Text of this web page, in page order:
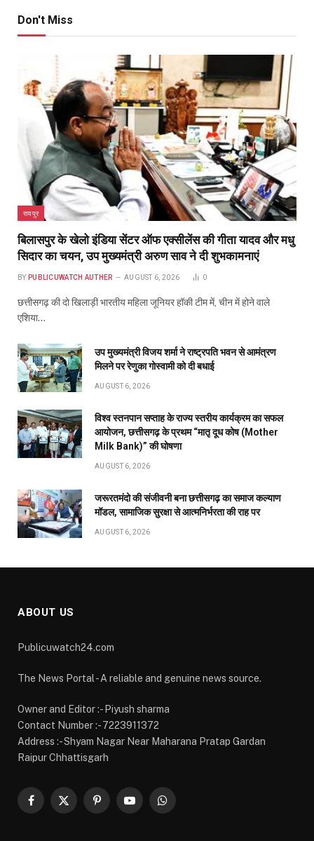
Don't Miss
रायपुर
बिलासपुर के खेलो इंडिया सेंटर ऑफ एक्सीलेंस की गीता यादव और मधु
सिदार का चयन, उप मुख्यमंत्री अरुण साव ने दी शुभकामनाएं
BY PUBLICUWATCH AUTHER AUGUST 6, 2026 0
छत्तीसगढ़ की दो खिलाड़ी भारतीय महिला जूनियर हॉकी टीम में, चीन में होने वाले
एशिया…
उप मुख्यमंत्री विजय शर्मा ने राष्ट्रपति भवन से आमंत्रण
मिलने पर रेणुका गोस्वामी को दी बधाई
AUGUST 6, 2026
विश्व स्तनपान सप्ताह के राज्य स्तरीय कार्यक्रम का सफल
आयोजन, छत्तीसगढ़ के प्रथम “मातृ दूध कोष (Mother
Milk Bank)” की घोषणा
AUGUST 6, 2026
जरूरतमंदो की संजीवनी बना छत्तीसगढ़ का समाज कल्याण
मॉडल, सामाजिक सुरक्षा से आत्मनिर्भरता की राह पर
AUGUST 6, 2026
ABOUT US
Publicuwatch24.com
The News Portal - A reliable and genuine news source.
Owner and Editor :- Piyush sharma
Contact Number :- 7223911372
Address :- Shyam Nagar Near Maharana Pratap Gardan
Raipur Chhattisgarh
Facebook
X
PinterestYouTubeWhatsApp